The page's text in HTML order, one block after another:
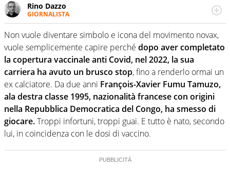
Rino Dazzo
GIORNALISTA
Se mai ci fosse modo di traslare il glossario del calcio in
una nicchia di esperti, lui ne farebbe parte. Non si perde
una svista arbitrale né gli umori social del mondo delle
curve
Non vuole diventare simbolo e icona del movimento novax,
vuole semplicemente capire perché dopo aver completato
la copertura vaccinale anti Covid, nel 2022, la sua
carriera ha avuto un brusco stop, fino a renderlo ormai un
ex calciatore. Da due anni François-Xavier Fumu Tamuzo,
ala destra classe 1995, nazionalità francese con origini
nella Repubblica Democratica del Congo, ha smesso di
giocare.Troppi infortuni, troppi guai. E tutto è nato, secondo
lui, in coincidenza con le dosi di vaccino.